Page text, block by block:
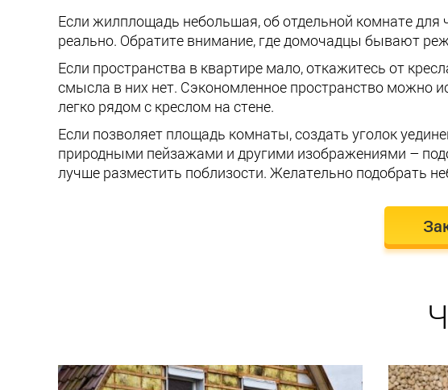
Если жилплощадь небольшая, об отдельной комнате для
реально. Обратите внимание, где домочадцы бывают
Если пространства в квартире мало, откажитесь от
смысла в них нет. Сэкономленное пространство можно
легко рядом с креслом на стене.
Если позволяет площадь комнаты, создать уголок
природными пейзажами и другими изображениями –
лучше разместить поблизости. Желательно подобрать